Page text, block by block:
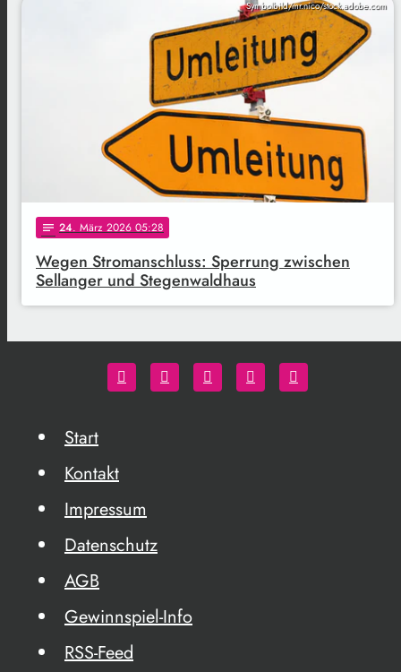
Symbolbild/mr.nico/stock.adobe.com
notes 24. März 2026 05:28
Wegen Stromanschluss: Sperrung zwischen
Sellanger und Stegenwaldhaus
Start
Kontakt
Impressum
Datenschutz
AGB
Gewinnspiel-Info
RSS-Feed